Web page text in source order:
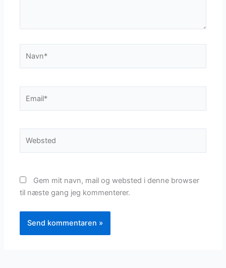
Gem mit navn, mail og websted i denne browser
til næste gang jeg kommenterer.